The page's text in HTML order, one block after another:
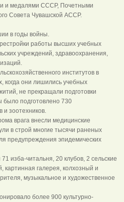
и медалями СССР, Почетными
Совета Чувашской АССР.
в годы войны.
работы высших учебных
учреждений, здравоохранения,
институтов в
когда они лишились учебных
не прекращали подготовки
было подготовлено 730
и зоотехников.
врага внесли медицинские
в строй многие тысячи раненых
предупреждения эпидемических
изба-читальня, 20 клубов, 2 сельские
картинная галерея, колхозный и
музыкальное и художественное
более 900 культурно-